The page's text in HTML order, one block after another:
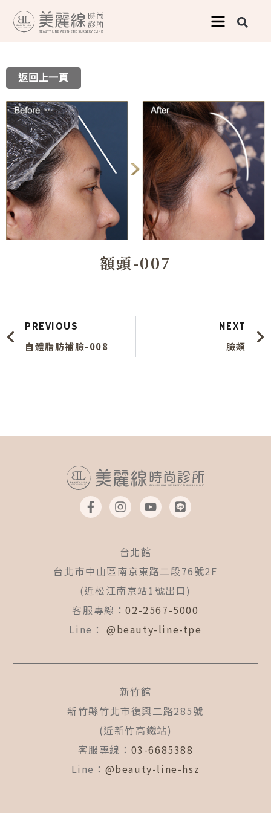
要
內
容
返回上一頁
額頭-007
PREVIOUS
自體脂肪補臉-008
NEXT
臉頰
F
a
c
o
k
-
f
I
n
s
a
g
r
a
m
Y
o
u
b
e
L
i
n
台北館
台北市中山區南京東路二段76號2F
(近松江南京站1號出口)
客服專線：02-2567-5000
Line： @beauty-line-tpe
新竹館
新竹縣竹北市復興二路285號
(近新竹高鐵站)
客服專線： 03-6685388
Line： @beauty-line-hsz